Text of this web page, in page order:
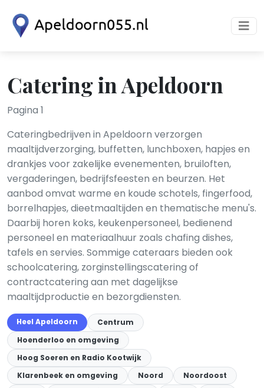
Catering in Apeldoorn
Pagina 1
Cateringbedrijven in Apeldoorn verzorgen
maaltijdverzorging, buffetten, lunchboxen, hapjes en
drankjes voor zakelijke evenementen, bruiloften,
vergaderingen, bedrijfsfeesten en beurzen. Het
aanbod omvat warme en koude schotels, fingerfood,
borrelhapjes, dieetmaaltijden en thematische menu's.
Daarbij horen koks, keukenpersoneel, bedienend
personeel en materiaalhuur zoals chafing dishes,
tafels en servies. Sommige cateraars bieden ook
schoolcatering, zorginstellingscatering of
contractcatering aan met dagelijkse
maaltijdproductie en bezorgdiensten.
Heel Apeldoorn
Centrum
Hoenderloo en omgeving
Hoog Soeren en Radio Kootwijk
Klarenbeek en omgeving
Noord
Noordoost